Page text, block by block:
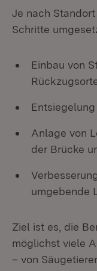
Je nach
Schritte
Einbau von
Anlage von
der Brücke
umgebende
Ziel ist es, die
möglichst viele
– von